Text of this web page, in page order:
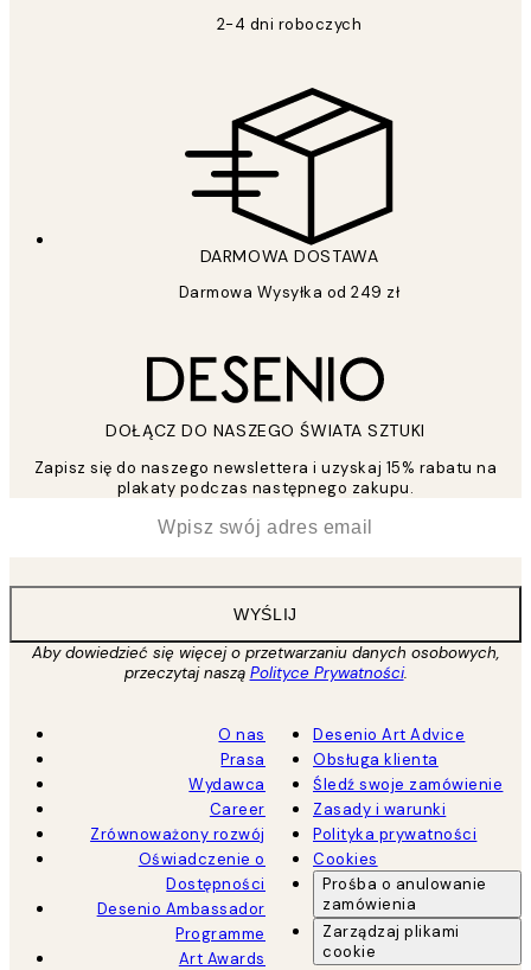
2-4 dni roboczych
DARMOWA DOSTAWA
Darmowa Wysyłka od 249 zł
DOŁĄCZ DO NASZEGO ŚWIATA SZTUKI
Zapisz się do naszego newslettera i uzyskaj 15% rabatu na
plakaty podczas następnego zakupu.
WYŚLIJ
Aby dowiedzieć się więcej o przetwarzaniu danych osobowych,
przeczytaj naszą Polityce Prywatności.
O nas
Prasa
Wydawca
Career
Zrównoważony rozwój
Oświadczenie o
Dostępności
Desenio Ambassador
Programme
Art Awards
Desenio Art Advice
Obsługa klienta
Śledź swoje zamówienie
Zasady i warunki
Polityka prywatności
Cookies
Prośba o anulowanie
zamówienia
Zarządzaj plikami
cookie